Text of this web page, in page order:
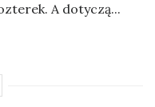
A dotyczą...